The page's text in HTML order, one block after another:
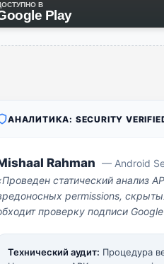
В
Play
АНАЛИТИКА: SECURITY
Rahman — Android
статический анализ
permissions,
проверку подписи
Технический аудит: Процедура